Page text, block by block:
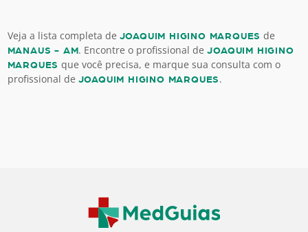
Veja a lista completa de JOAQUIM HIGINO MARQUES de
MANAUS - AM . Encontre o profissional deJOAQUIM HIGINO
MARQUES que você precisa, e marque sua consulta com o
profissional de JOAQUIM HIGINO MARQUES .